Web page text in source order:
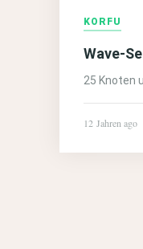
KORFU
Wave-
25 Knoten
12 Jahren ago